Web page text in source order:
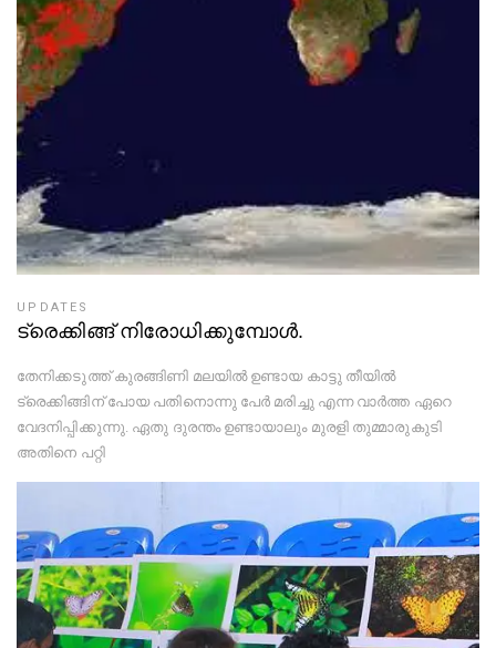
UPDATES
ട്രെക്കിങ്ങ് നിരോധിക്കുമ്പോൾ.
തേനിക്കടുത്ത് കുരങ്ങിണി മലയിൽ ഉണ്ടായ കാട്ടു തീയിൽ
ട്രെക്കിങ്ങിന് പോയ പതിനൊന്നു പേർ മരിച്ചു എന്ന വാർത്ത ഏറെ
വേദനിപ്പിക്കുന്നു. ഏതു ദുരന്തം ഉണ്ടായാലും മുരളി തുമ്മാരുകുടി
അതിനെ പറ്റി